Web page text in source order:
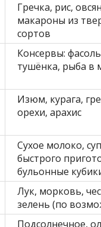
Гречка, рис,
макароны из
сортов
Консервы:
тушёнка, рыба в
Изюм, курага,
орехи, арахис
Сухое молоко,
быстрого
бульонные
Лук, морковь,
зелень (по
Подсолнечное,